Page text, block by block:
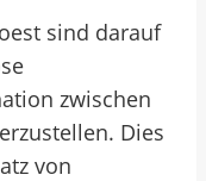
sind darauf
zwischen
Dies
von